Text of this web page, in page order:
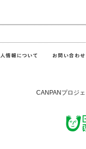
CANPANプロジ